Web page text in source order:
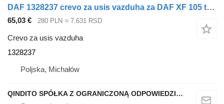
DAF 1328237 crevo za usis vazduha za DAF XF 105 tegljača
65,03 € 280 PLN ≈ 7.631 RSD
Crevo za usis vazduha
1328237
Poljska, Michałów
QINDITO SPÓŁKA Z OGRANICZONĄ ODPOWIEDZIALNOŚCIĄ